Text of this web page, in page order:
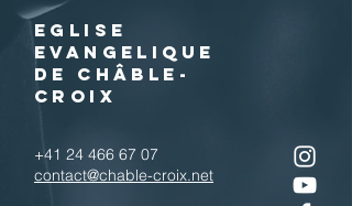
EGLISE
EVANGELIQUE
DE CHÂBLE-
CROIX
+41 24 466 67 07
contact@chable-croix.net